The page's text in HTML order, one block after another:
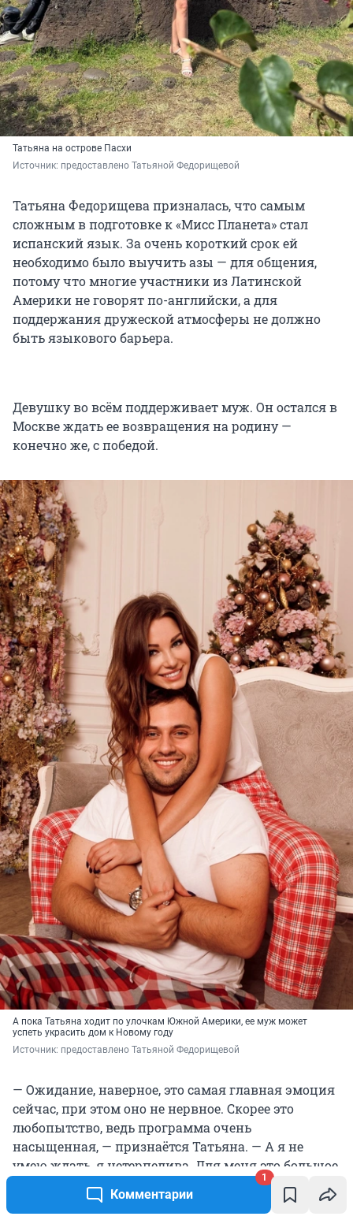
Комментарии
1
Татьяна на острове Пасхи
Источник: предоставлено Татьяной Федорищевой
Татьяна Федорищева призналась, что самым
сложным в подготовке к «Мисс Планета» стал
испанский язык. За очень короткий срок ей
необходимо было выучить азы — для общения,
потому что многие участники из Латинской
Америки не говорят по-английски, а для
поддержания дружеской атмосферы не должно
быть языкового барьера.
Девушку во всём поддерживает муж. Он остался в
Москве ждать ее возвращения на родину —
конечно же, с победой.
А пока Татьяна ходит по улочкам Южной Америки, ее муж может
успеть украсить дом к Новому году
Источник: предоставлено Татьяной Федорищевой
— Ожидание, наверное, это самая главная эмоция
сейчас, при этом оно не нервное. Скорее это
любопытство, ведь программа очень
насыщенная, — признаётся Татьяна. — А я не
умею ждать, я нетерпелива. Для меня это большое
испытание! Спасибо моей семье и друзьям, что
поддерживают меня онлайн, и мистеру Россия